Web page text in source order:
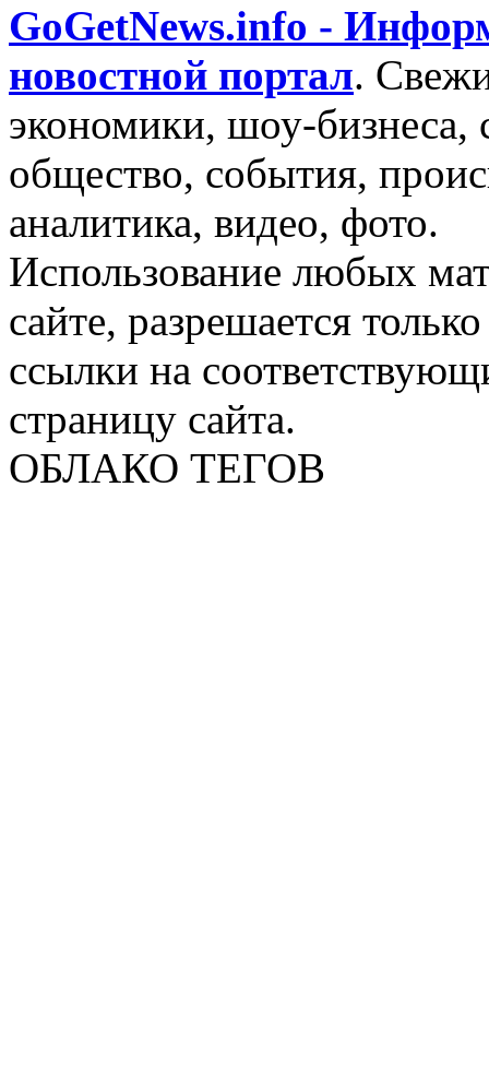
GoGetNews.info -
новостной портал.
экономики, шоу-бизнеса,
общество, события,
аналитика, видео, фото.
Использование любых
сайте, разрешается
ссылки на
страницу сайта.
ОБЛАКО ТЕГОВ